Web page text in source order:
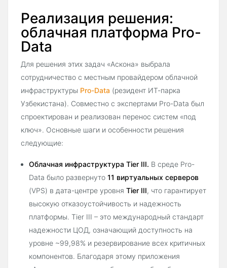
Реализация решения:
облачная платформа Pro-
Data
Для решения этих задач «Аскона» выбрала
сотрудничество с местным провайдером облачной
инфраструктуры Pro-Data (резидент ИТ-парка
Узбекистана). Совместно с экспертами Pro-Data был
спроектирован и реализован перенос систем «под
ключ». Основные шаги и особенности решения
следующие:
Облачная инфраструктура Tier III. В среде Pro-
Data было развернуто 11 виртуальных серверов
(VPS) в дата-центре уровня Tier III, что гарантирует
высокую отказоустойчивость и надежность
платформы. Tier III – это международный стандарт
надежности ЦОД, означающий доступность на
уровне ~99,98% и резервирование всех критичных
компонентов. Благодаря этому приложения